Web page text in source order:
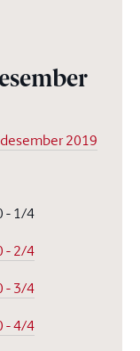
2019
- 1/4
- 2/4
- 3/4
- 4/4